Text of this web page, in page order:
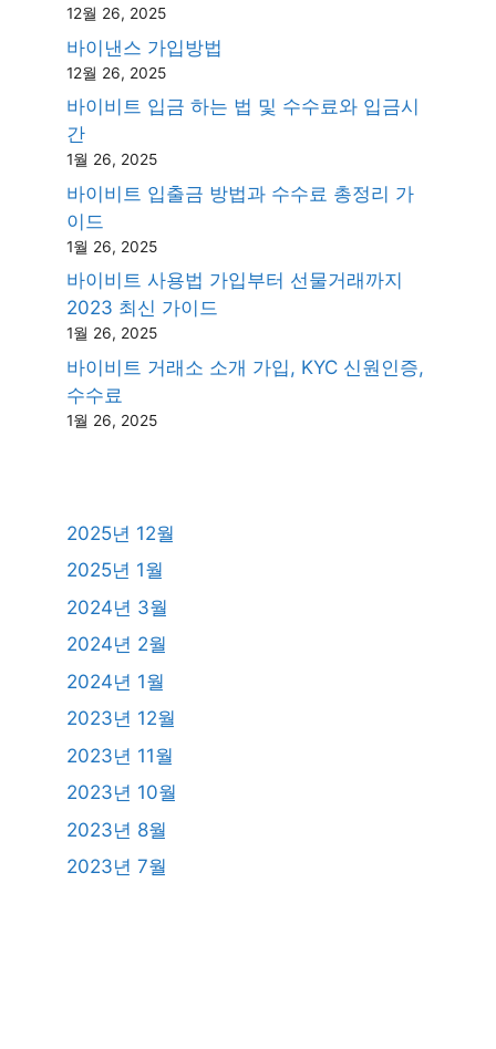
12월 26, 2025
바이낸스 가입방법
12월 26, 2025
바이비트 입금 하는 법 및 수수료와 입금시
간
1월 26, 2025
바이비트 입출금 방법과 수수료 총정리 가
이드
1월 26, 2025
바이비트 사용법 가입부터 선물거래까지
2023 최신 가이드
1월 26, 2025
바이비트 거래소 소개 가입, KYC 신원인증,
수수료
1월 26, 2025
2025년 12월
2025년 1월
2024년 3월
2024년 2월
2024년 1월
2023년 12월
2023년 11월
2023년 10월
2023년 8월
2023년 7월